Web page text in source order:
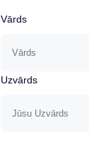
Vārds
Uzvārds